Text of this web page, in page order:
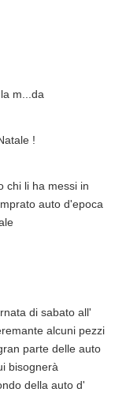
m...da
!
chi li ha messi in
auto d'epoca
di sabato all'
alcuni pezzi
parte delle auto
bisognerà
della auto d'